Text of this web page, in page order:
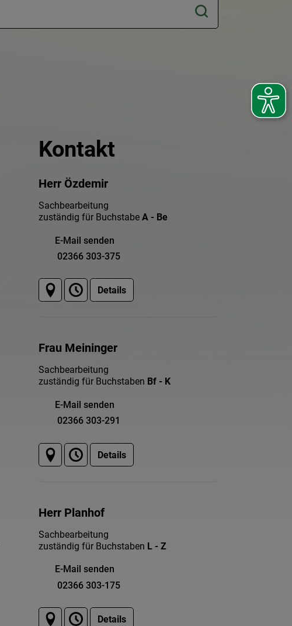
Kontakt
Herr Özdemir
Sachbearbeitung
zuständig für Buchstabe A - Be
E-Mail senden
02366 303-375
Details
Frau Meininger
Sachbearbeitung
zuständig für Buchstaben Bf - K
E-Mail senden
02366 303-291
Details
Herr Planhof
Sachbearbeitung
zuständig für Buchstaben L - Z
E-Mail senden
02366 303-175
Details